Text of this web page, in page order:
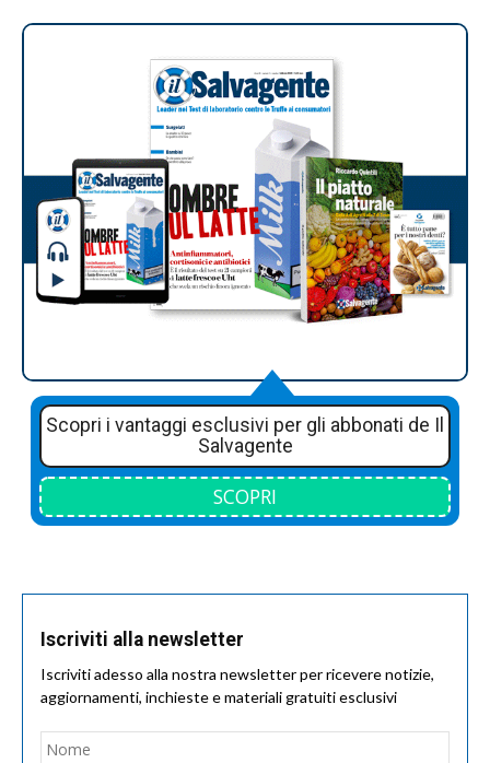
Scopri i vantaggi esclusivi per gli abbonati de Il
Salvagente
SCOPRI
Iscriviti alla newsletter
Iscriviti adesso alla nostra newsletter per ricevere notizie,
aggiornamenti, inchieste e materiali gratuiti esclusivi
Nome